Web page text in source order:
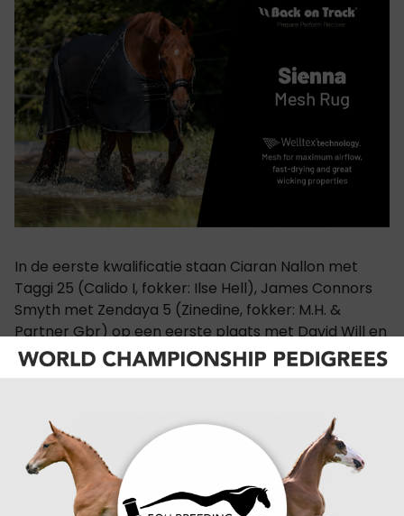
In de eerste kwalificatie staan Ciaran Nallon met
Taggi 25 (Calido I, fokker: Ilse Hell), James Connors
Smyth met Zendaya 5 (Zinedine, fokker: M.H. &
Partner Gbr) op een eerste plaats met David Will en
Arezzo Gold (Arezzo VDL).
Paradise Z (Manchester van 't Paradijs, fokker: Alina
Hinzmann), Lisa Maria Titel met C-Love GA (Catch,
fokker: Gina Adenauer) en Laurens Houben met
Complication-M (Casco Bravo, fokker: Christoph
Mevenkamp).